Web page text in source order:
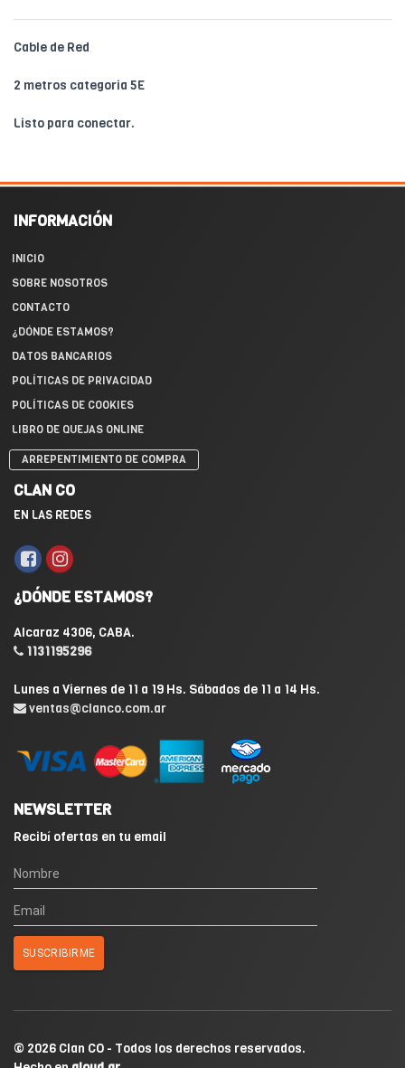
Cable de Red
2 metros categoria 5E
Listo para conectar.
INFORMACIÓN
INICIO
SOBRE NOSOTROS
CONTACTO
¿DÓNDE ESTAMOS?
DATOS BANCARIOS
POLÍTICAS DE PRIVACIDAD
POLÍTICAS DE COOKIES
LIBRO DE QUEJAS ONLINE
ARREPENTIMIENTO DE COMPRA
CLAN CO
EN LAS REDES
¿DÓNDE ESTAMOS?
Alcaraz 4306, CABA.
1131195296
Lunes a Viernes de 11 a 19 Hs. Sábados de 11 a 14 Hs.
ventas@clanco.com.ar
NEWSLETTER
Recibí ofertas en tu email
© 2026 Clan CO - Todos los derechos reservados.